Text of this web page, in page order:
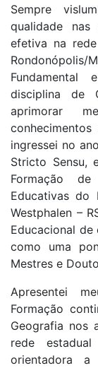
Sempre
qualidade nas
efetiva na
Rondonópolis/
disciplina de
aprimorar
ingressei no
Stricto Sensu,
Formação
Educativas do
Westphalen –
Educacional de
como uma
Mestres e
Apresentei
Formação
Geografia nos
rede
orientadora a